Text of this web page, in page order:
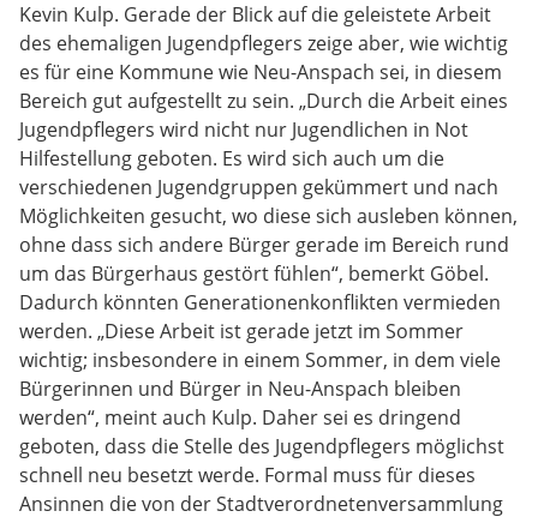
Kevin Kulp. Gerade der Blick auf die geleistete Arbeit
des ehemaligen Jugendpflegers zeige aber, wie wichtig
es für eine Kommune wie Neu-Anspach sei, in diesem
Bereich gut aufgestellt zu sein. „Durch die Arbeit eines
Jugendpflegers wird nicht nur Jugendlichen in Not
Hilfestellung geboten. Es wird sich auch um die
verschiedenen Jugendgruppen gekümmert und nach
Möglichkeiten gesucht, wo diese sich ausleben können,
ohne dass sich andere Bürger gerade im Bereich rund
um das Bürgerhaus gestört fühlen“, bemerkt Göbel.
Dadurch könnten Generationenkonflikten vermieden
werden. „Diese Arbeit ist gerade jetzt im Sommer
wichtig; insbesondere in einem Sommer, in dem viele
Bürgerinnen und Bürger in Neu-Anspach bleiben
werden“, meint auch Kulp. Daher sei es dringend
geboten, dass die Stelle des Jugendpflegers möglichst
schnell neu besetzt werde. Formal muss für dieses
Ansinnen die von der Stadtverordnetenversammlung